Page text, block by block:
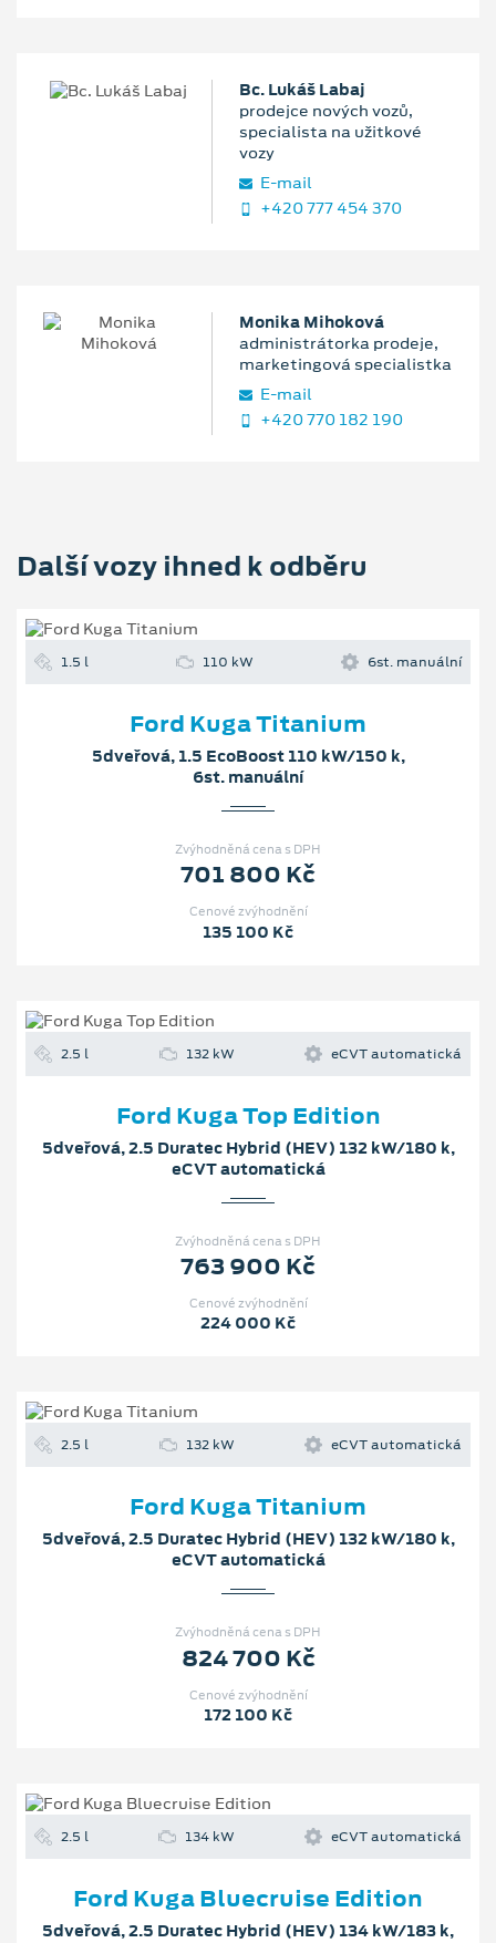
Bc. Lukáš Labaj
prodejce nových vozů,
specialista na užitkové
vozy
E‑mail
+420 777 454 370
Monika Mihoková
administrátorka prodeje,
marketingová specialistka
E‑mail
+420 770 182 190
Další vozy ihned k odběru
1.5 l 110 kW 6st. manuální
Ford Kuga Titanium
5dveřová, 1.5 EcoBoost 110 kW/150 k,
6st. manuální
Zvýhodněná cena s DPH
701 800 Kč
Cenové zvýhodnění
135 100 Kč
2.5 l 132 kW eCVT automatická
Ford Kuga Top Edition
5dveřová, 2.5 Duratec Hybrid (HEV) 132 kW/180 k,
eCVT automatická
Zvýhodněná cena s DPH
763 900 Kč
Cenové zvýhodnění
224 000 Kč
2.5 l 132 kW eCVT automatická
Ford Kuga Titanium
5dveřová, 2.5 Duratec Hybrid (HEV) 132 kW/180 k,
eCVT automatická
Zvýhodněná cena s DPH
824 700 Kč
Cenové zvýhodnění
172 100 Kč
2.5 l 134 kW eCVT automatická
Ford Kuga Bluecruise Edition
5dveřová, 2.5 Duratec Hybrid (HEV) 134 kW/183 k,